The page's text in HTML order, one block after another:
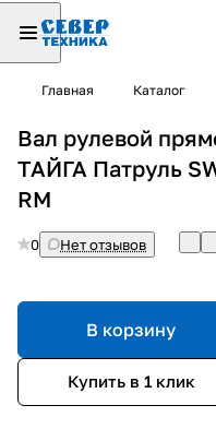
Главная Каталог
Вал рулевой
ТАЙГА Патруль
RM
0 Нет отзывов
В корзину
Купить в 1 клик